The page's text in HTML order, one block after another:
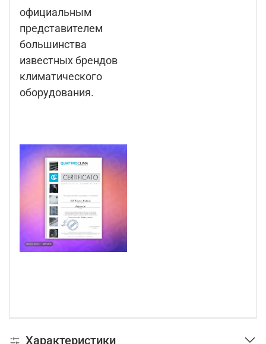
официальным
представителем
большинства
известных брендов
климатического
оборудования.
Характеристики